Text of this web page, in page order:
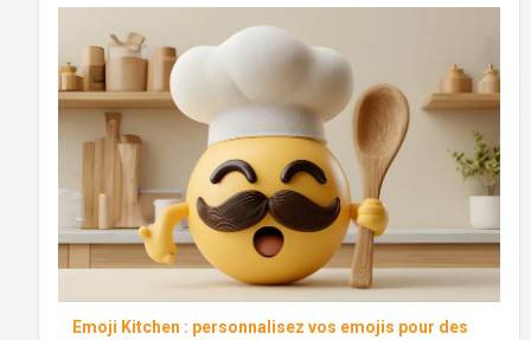
Emoji Kitchen : personnalisez vos emojis pour des